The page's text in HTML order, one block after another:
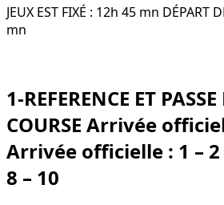
JEUX EST FIXÉ : 12h 45 mn DÉPART
mn
1-REFERENCE ET
COURSE Arrivée
Arrivée officielle : 1 – 2
8 – 10